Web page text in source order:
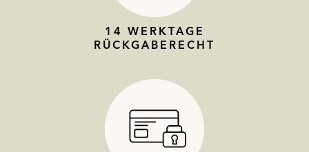
14 WERKTAGE
RÜCKGABERECHT